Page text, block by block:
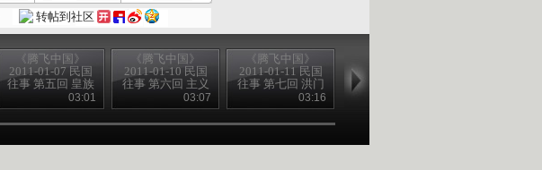
转帖到社区
《腾飞中国》
2011-01-07 民国
往事 第五回 皇族
03:01
《腾飞中国》
2011-01-10 民国
往事 第六回 主义
03:07
《腾飞中国》
2011-01-11 民国
往事 第七回 洪门
03:16
2011-01-12 民国
往事 第八回 国人